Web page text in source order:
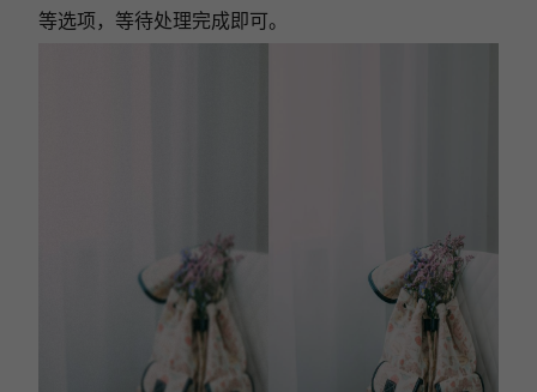
等选项，等待处理完成即可。